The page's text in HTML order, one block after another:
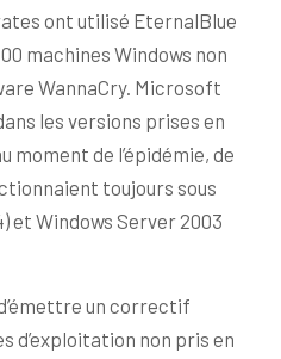
ont utilisé EternalBlue
machines Windows non
WannaCry. Microsoft
les versions prises en
moment de l’épidémie, de
toujours sous
et Windows Server 2003
un correctif
d’exploitation non pris en